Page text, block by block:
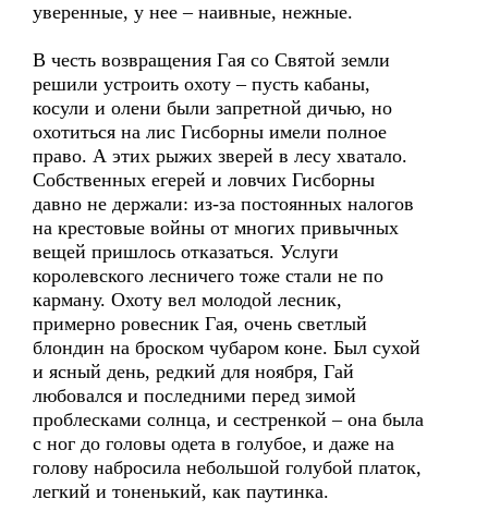
уверенные, у нее – наивные, нежные.
В честь возвращения Гая со Святой земли
решили устроить охоту – пусть кабаны,
косули и олени были запретной дичью, но
охотиться на лис Гисборны имели полное
право. А этих рыжих зверей в лесу хватало.
Собственных егерей и ловчих Гисборны
давно не держали: из-за постоянных налогов
на крестовые войны от многих привычных
вещей пришлось отказаться. Услуги
королевского лесничего тоже стали не по
карману. Охоту вел молодой лесник,
примерно ровесник Гая, очень светлый
блондин на броском чубаром коне. Был сухой
и ясный день, редкий для ноября, Гай
любовался и последними перед зимой
проблесками солнца, и сестренкой – она была
с ног до головы одета в голубое, и даже на
голову набросила небольшой голубой платок,
легкий и тоненький, как паутинка.